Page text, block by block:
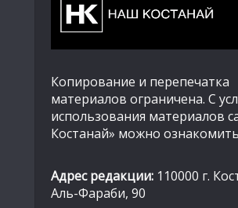
Копирование и перепечатка
материалов ограничена. С
использования материалов
Костанай» можно
Адрес редакции: 110000 г.
Аль-Фараби, 90